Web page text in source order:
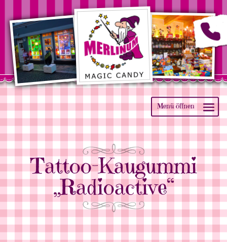
Tattoo-Kaugummi
„Radioactive“